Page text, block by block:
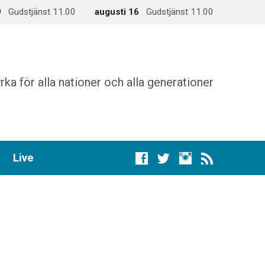
Gudstjänst 11.00 augusti 16 Gudstjänst 11.00
för alla nationer och alla generationer
Live